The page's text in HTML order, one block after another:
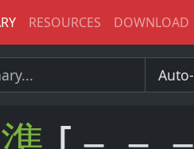
RESOURCES DOWNLOAD